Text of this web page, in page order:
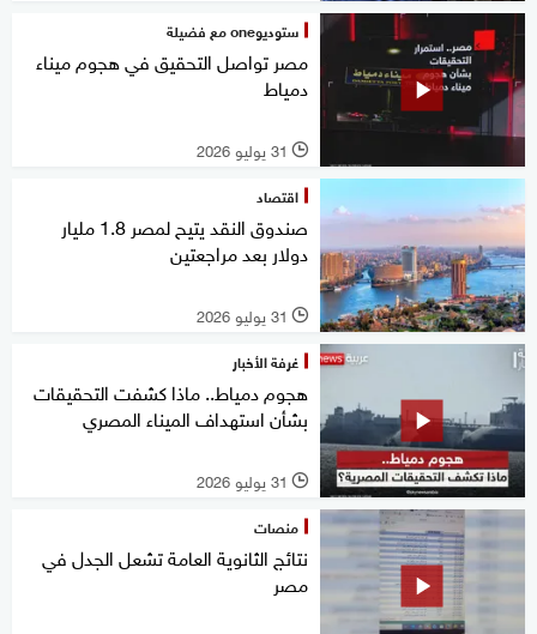
ستوديوone مع فضيلة
مصر تواصل التحقيق في هجوم ميناء
دمياط
l 31 يوليو 2026
اقتصاد
صندوق النقد يتيح لمصر 1.8 مليار
دولار بعد مراجعتين
l 31 يوليو 2026
غرفة الأخبار
هجوم دمياط.. ماذا كشفت التحقيقات
بشأن استهداف الميناء المصري
l 31 يوليو 2026
منصات
نتائج الثانوية العامة تشعل الجدل في
مصر